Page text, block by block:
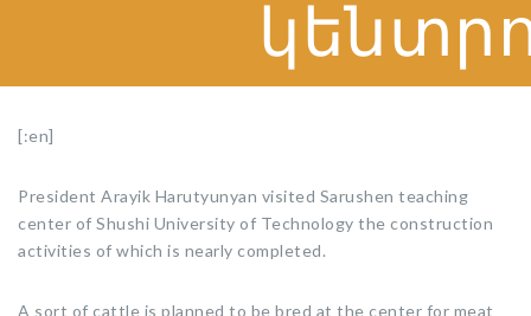
[:en]
President Arayik Harutyunyan visited Sarushen teaching
center of Shushi University of Technology the construction
activities of which is nearly completed.
A sort of cattle is planned to be bred at the center for meat